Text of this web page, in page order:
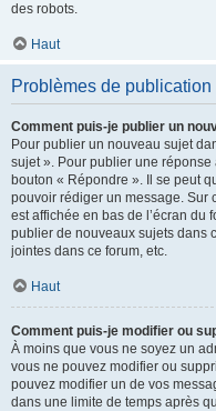
des robots.
Haut
Problèmes de publication
Comment puis-je publier un
Pour publier un nouveau sujet
sujet ». Pour publier une
bouton « Répondre ». Il se peut
pouvoir rédiger un message. Sur
est affichée en bas de l’écran du
publier de nouveaux sujets dans
jointes dans ce forum, etc.
Haut
Comment puis-je modifier ou
À moins que vous ne soyez un
vous ne pouvez modifier ou
pouvez modifier un de vos
dans une limite de temps après